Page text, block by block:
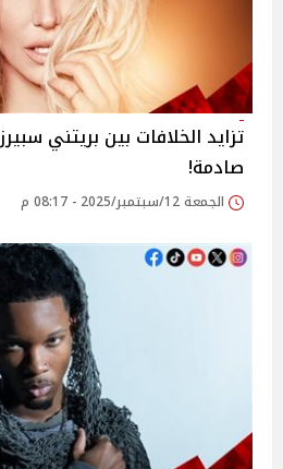
تزايد الخلافات بين بريتني
صادمة!
الجمعة 12/سبتمبر/2025 - 08:17 م